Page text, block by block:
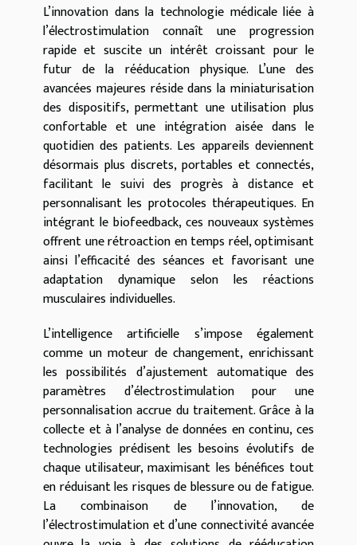
L’innovation dans la technologie médicale liée à
l’électrostimulation connaît une progression
rapide et suscite un intérêt croissant pour le
futur de la rééducation physique. L’une des
avancées majeures réside dans la miniaturisation
des dispositifs, permettant une utilisation plus
confortable et une intégration aisée dans le
quotidien des patients. Les appareils deviennent
désormais plus discrets, portables et connectés,
facilitant le suivi des progrès à distance et
personnalisant les protocoles thérapeutiques. En
intégrant le biofeedback, ces nouveaux systèmes
offrent une rétroaction en temps réel, optimisant
ainsi l’efficacité des séances et favorisant une
adaptation dynamique selon les réactions
musculaires individuelles.
L’intelligence artificielle s’impose également
comme un moteur de changement, enrichissant
les possibilités d’ajustement automatique des
paramètres d’électrostimulation pour une
personnalisation accrue du traitement. Grâce à la
collecte et à l’analyse de données en continu, ces
technologies prédisent les besoins évolutifs de
chaque utilisateur, maximisant les bénéfices tout
en réduisant les risques de blessure ou de fatigue.
La combinaison de l’innovation, de
l’électrostimulation et d’une connectivité avancée